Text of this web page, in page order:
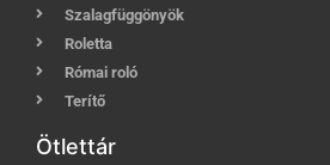
Szalagfüggönyök
Roletta
Római roló
Terítő
Ötlettár